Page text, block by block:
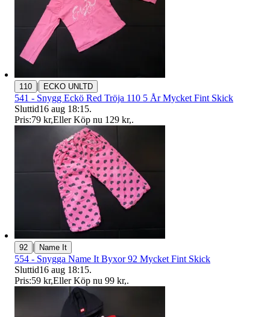
110 | ECKO UNLTD
541 - Snygg Eckö Red Tröja 110 5 År Mycket Fint Skick
Sluttid16 aug 18:15.
Pris:79 kr,Eller Köp nu 129 kr,.
92 | Name It
554 - Snygga Name It Byxor 92 Mycket Fint Skick
Sluttid16 aug 18:15.
Pris:59 kr,Eller Köp nu 99 kr,.